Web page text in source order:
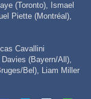
(Toronto), Ismael
Piette (Montréal),
Cavallini
(Bayern/All),
Bel), Liam Miller